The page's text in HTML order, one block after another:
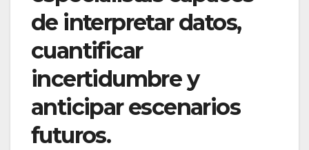
de interpretar datos,
cuantificar
incertidumbre y
anticipar escenarios
futuros.